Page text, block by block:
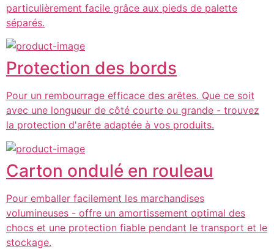
particulièrement facile grâce aux pieds de palette
séparés.
Protection des bords
Pour un rembourrage efficace des arêtes. Que ce soit
avec une longueur de côté courte ou grande - trouvez
la protection d'arête adaptée à vos produits.
Carton ondulé en rouleau
Pour emballer facilement les marchandises
volumineuses - offre un amortissement optimal des
chocs et une protection fiable pendant le transport et le
stockage.